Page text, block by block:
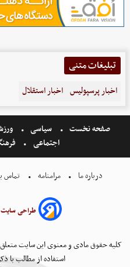
تبلیغات متنی
اخبار پرسپولیس اخبار استقلال
صفحه نخست سیاسی
اجتماعی
درباره ما مرامنامه تماس
طراحی سایت
کلیه حقوق مادی و معنوی این سایت
استفاده از مطالب با